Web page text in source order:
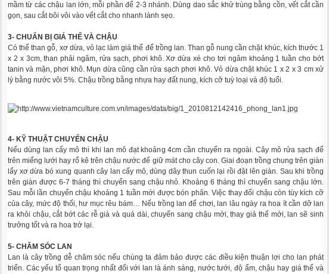
mầm từ các chậu lan lớn, mỗi phần để 2-3 nhánh. Dùng dao sắc khử trùng bằng cồn, vết cắt cần
gọn, sau cắt bôi vôi vào vết cắt cho nhanh lành sẹo.
3- CHUẨN BỊ GIÁ THỂ VÀ CHẬU
Có thể than gỗ, xơ dừa, vỏ lạc làm giá thể để trồng lan. Than gỗ nung cần chặt khúc, kích thước 1
x 2 x 3cm, than phải ngâm, rửa sạch, phơi khô. Xơ dừa xé cho tơi ngâm khoảng 1 tuần cho bớt
tanin và mặn, phơi khô. Mụn dừa cũng cần rửa sạch phơi khô. Vỏ dừa chặt khúc 1 x 2 x 3 cm xử
lý bằng nước vôi 5%. Chậu trồng bằng nhựa hay đất nung, kích cỡ tuỳ loại và độ tuổi.
4- KỸ THUẬT CHUYỂN CHẬU
Nếu dùng lan cấy mô thì khi lan mô đạt khoảng 4cm cần chuyển ra ngoài. Cây mô rửa sạch để
trên miếng lưới hay rổ kê trên chậu nước để giữ mát cho cây con. Giai đoạn trồng chung trên giàn
lấy xơ dừa bó xung quanh cây lan cấy mô, dùng dây thun cuốn lại rồi đặt lên giàn. Sau khi trồng
trên giàn được 6-7 tháng thì chuyển sang chậu nhỏ. Khoảng 6 tháng thì chuyển sang chậu lớn.
Sau mỗi lần chuyển chậu khoảng 1 tuần mới được bón phân. Việc thay đổi chậu còn tùy kích cỡ
của cây, mức độ thối, hư mục rêu bám… Nếu trồng lan để chơi, lan lâu ngày ra hoa ít cần dỡ lan
ra khỏi chậu, cắt bớt các rễ già và quá dài, chuyển sang chậu mới, thay giá thể mới, lan sẽ sinh
trưởng tốt và ra hoa trở lại.
5- CHĂM SÓC LAN
Lan là cây trồng dễ chăm sóc nếu chúng ta đảm bảo được các điều kiện thuận lợi cho lan phát
triển. Các yếu tố quan trọng nhất đối với lan là ánh sáng, nước tưới, độ ẩm, chậu hay giá thể và